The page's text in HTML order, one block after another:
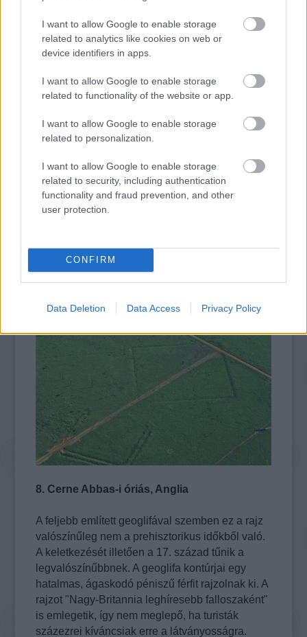
I want to allow Google to enable storage
related to analytics like cookies on web or
device identifiers in apps.
I want to allow Google to enable storage
related to functionality of the website or app.
I want to allow Google to enable storage
related to personalization.
I want to allow Google to enable storage
related to security, including authentication
functionality and fraud prevention, and other
user protection.
CONFIRM
Data Deletion Data Access Privacy Policy
történő erdőirtás során több száz méter átmérőjű
geometriai alakzatokat fedeztek fel. Négyzetek,
bele az esőerdők vastag rétegébe. Ez
valószínűleg még a Kolumbusz előtti civilizáció
remekműve lehetett, de akadtak olyanok is, akik
azt gondolták, hogy ezek az árkok védelmi céllal
8. Cerne Abbas-i óriás, Anglia
A feljebb említett geoglifával szemben ez a rajz
valószínűleg nem a prehisztorikus időkből való.
A keletkezését illetően a 17. század tűnik a
legvalószínűbbnek. A geoglifa kontúrjai egy
hatalmas, ágaskodó péniszű férfit rajzolnak ki. A
rajzot "Nagy-Britannia leghíresebb falloszaként"
is emlegetik, így nem meglepő, ha turisták
százezrei kíváncsiak erre a látványosságra.